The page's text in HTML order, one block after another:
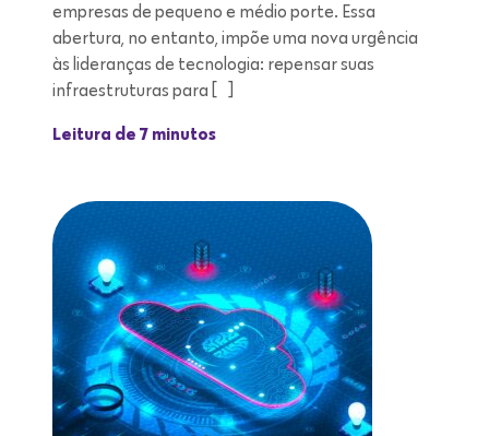
empresas de pequeno e médio porte. Essa
abertura, no entanto, impõe uma nova urgência
às lideranças de tecnologia: repensar suas
infraestruturas para […]
Leitura de 7 minutos